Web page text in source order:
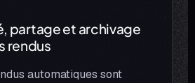
partage et archivage
rendus
automatiques sont